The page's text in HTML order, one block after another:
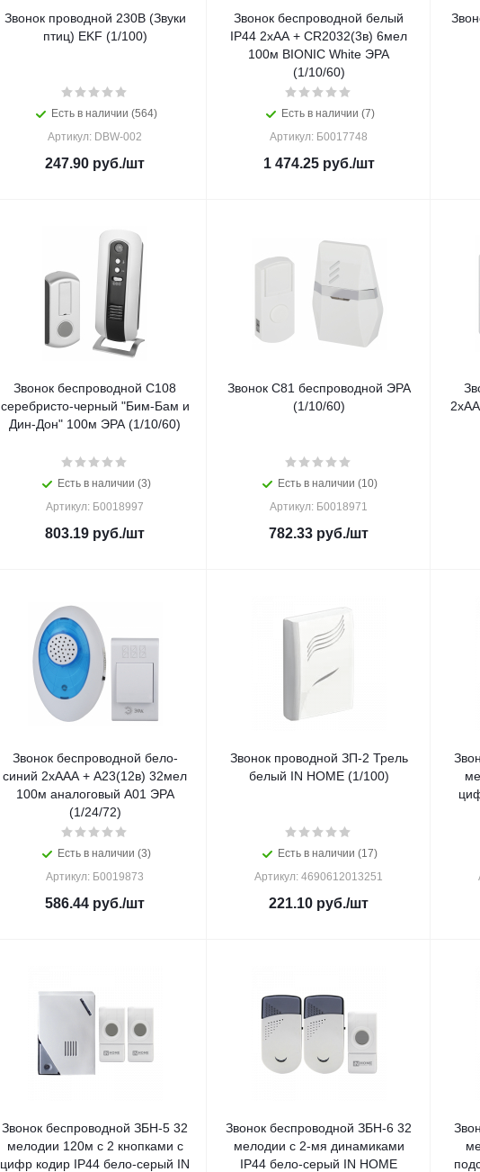
Звонок проводной 230В (Звуки
птиц) EKF (1/100)
Есть в наличии (564)
Артикул: DBW-002
247.90 руб./шт
Звонок беспроводной белый
IP44 2хАА + CR2032(3в) 6мел
100м BIONIC White ЭРА
(1/10/60)
Есть в наличии (7)
Артикул: Б0017748
1 474.25руб./шт
Звонок беспроводной C108
серебристо-черный "Бим-Бам и
Дин-Дон" 100м ЭРА (1/10/60)
Есть в наличии (3)
Артикул: Б0018997
803.19 руб./шт
Звонок C81 беспроводной ЭРА
(1/10/60)
Есть в наличии (10)
Артикул: Б0018971
782.33 руб./шт
Звонок беспроводной бело-
синий 2хААА + А23(12в) 32мел
100м аналоговый A01 ЭРА
(1/24/72)
Есть в наличии (3)
Артикул: Б0019873
586.44 руб./шт
Звонок проводной ЗП-2 Трель
белый IN HOME (1/100)
Есть в наличии (17)
Артикул: 4690612013251
221.10 руб./шт
Звонок беспроводной ЗБН-5 32
мелодии 120м с 2 кнопками с
цифр кодир IP44 бело-серый IN
Звонок беспроводной ЗБН-6 32
мелодии с 2-мя динамиками
IP44 бело-серый IN HOME